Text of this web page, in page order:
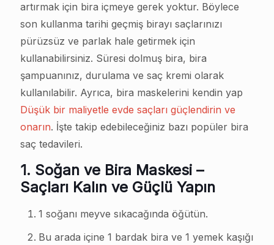
artırmak için bira içmeye gerek yoktur. Böylece
son kullanma tarihi geçmiş birayı saçlarınızı
pürüzsüz ve parlak hale getirmek için
kullanabilirsiniz. Süresi dolmuş bira, bira
şampuanınız, durulama ve saç kremi olarak
kullanılabilir. Ayrıca, bira maskelerini kendin yap
Düşük bir maliyetle evde saçları güçlendirin ve
onarın. İşte takip edebileceğiniz bazı popüler bira
saç tedavileri.
1. Soğan ve Bira Maskesi –
Saçları Kalın ve Güçlü Yapın
1 soğanı meyve sıkacağında öğütün.
Bu arada içine 1 bardak bira ve 1 yemek kaşığı